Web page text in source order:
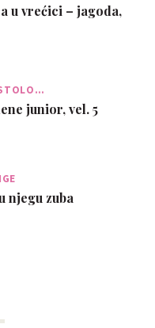
u vrećici – jagoda,
junior, vel. 5
njegu zuba